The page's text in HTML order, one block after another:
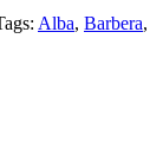
Alba, Barbera,